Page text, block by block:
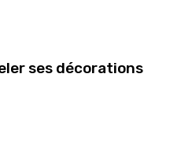
ses décorations